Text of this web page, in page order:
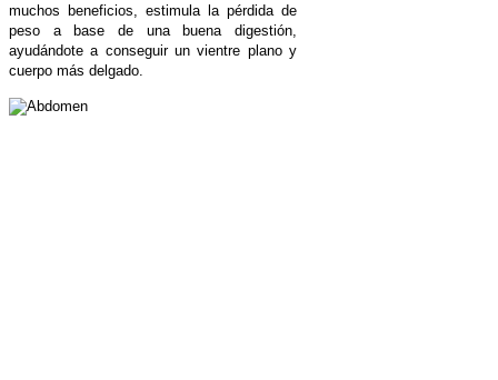
muchos beneficios, estimula la pérdida de
peso a base de una buena digestión,
ayudándote a conseguir un vientre plano y
cuerpo más delgado.